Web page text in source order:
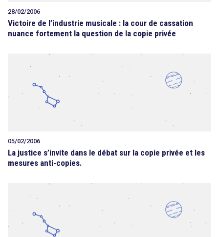
28/02/2006
Victoire de l’industrie musicale : la cour de cassation
nuance fortement la question de la copie privée
05/02/2006
La justice s’invite dans le débat sur la copie privée et les
mesures anti-copies.